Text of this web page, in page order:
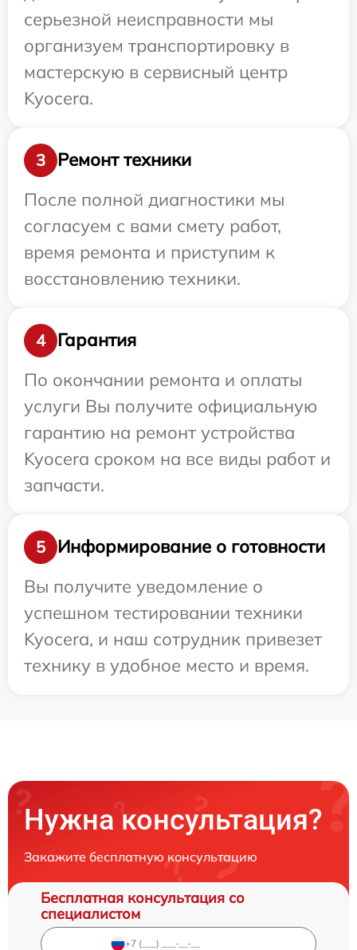
серьезной неисправности мы
организуем транспортировку в
мастерскую в сервисный центр
Kyocera.
3
Ремонт техники
После полной диагностики мы
согласуем с вами смету работ,
время ремонта и приступим к
восстановлению техники.
4
Гарантия
По окончании ремонта и оплаты
услуги Вы получите официальную
гарантию на ремонт устройства
Kyocera сроком на все виды работ и
запчасти.
5
Информирование о готовности
Вы получите уведомление о
успешном тестировании техники
Kyocera, и наш сотрудник привезет
технику в удобное место и время.
Нужна консультация?
Закажите бесплатную консультацию
Бесплатная консультация со
специалистом